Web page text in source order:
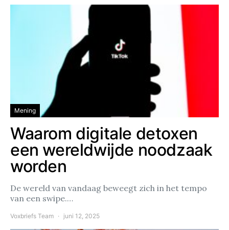
Mening
Waarom digitale detoxen
een wereldwijde noodzaak
worden
De wereld van vandaag beweegt zich in het tempo
van een swipe.…
Voxbriefs Team juni 12, 2025